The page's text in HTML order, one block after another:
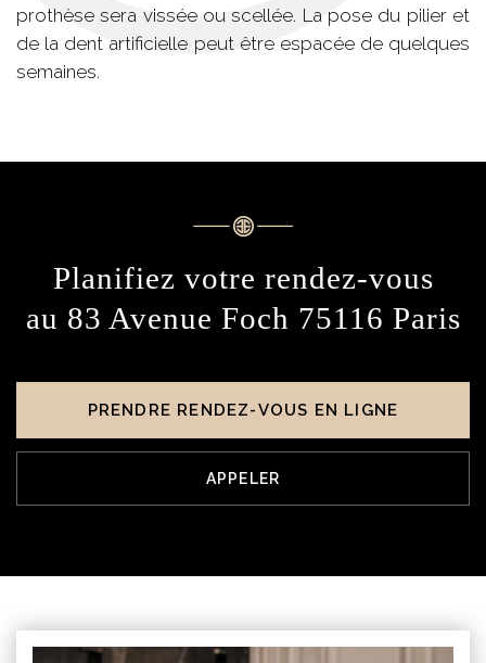
prothèse sera vissée ou scellée. La pose du pilier et
de la dent artificielle peut être espacée de quelques
semaines.
Planifiez votre rendez-vous
au 83 Avenue Foch 75116 Paris
PRENDRE RENDEZ-VOUS EN LIGNE
APPELER